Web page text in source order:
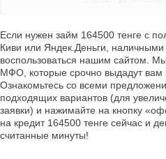
Если нужен займ 164500 тенге с
Киви или Яндек.Деньги, наличными
воспользоваться нашим сайтом.
МФО, которые срочно выдадут вам
Ознакомьтесь со всеми
подходящих вариантов (для
заявки) и нажимайте на кнопку
на кредит 164500 тенге сейчас и
считанные минуты!